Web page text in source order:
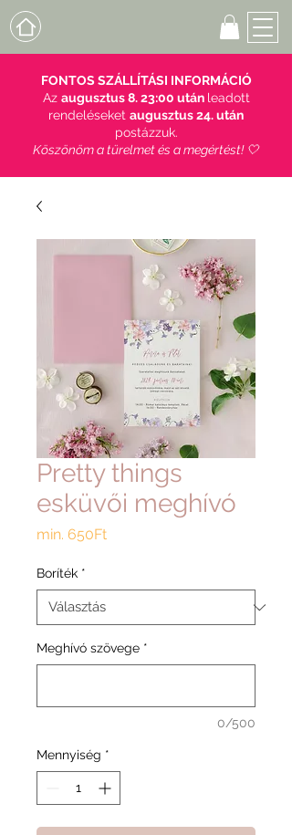
FONTOS SZÁLLÍTÁSI INFORMÁCIÓ
Az augusztus 8. 23:00 után leadott
rendeléseket augusztus 24. után
postázzuk.
Köszönöm a türelmet és a megértést! 🤍
Pretty things
esküvői meghívó
min. 650FtAkciós
Boríték *
Meghívó szövege *
0/500
Mennyiség *